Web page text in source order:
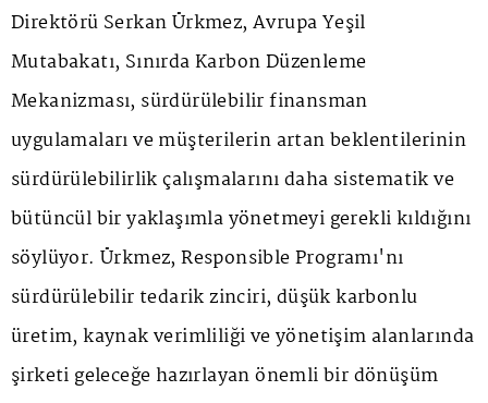
Direktörü Serkan Ürkmez, Avrupa Yeşil
Mutabakatı, Sınırda Karbon Düzenleme
Mekanizması, sürdürülebilir finansman
uygulamaları ve müşterilerin artan beklentilerinin
sürdürülebilirlik çalışmalarını daha sistematik ve
bütüncül bir yaklaşımla yönetmeyi gerekli kıldığını
söylüyor. Ürkmez, Responsible Programı'nı
sürdürülebilir tedarik zinciri, düşük karbonlu
üretim, kaynak verimliliği ve yönetişim alanlarında
şirketi geleceğe hazırlayan önemli bir dönüşüm